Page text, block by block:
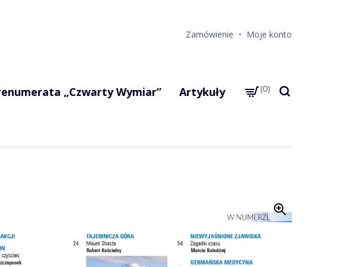
Zamówienie Moje konto
„Czwarty Wymiar” Artykuły 0